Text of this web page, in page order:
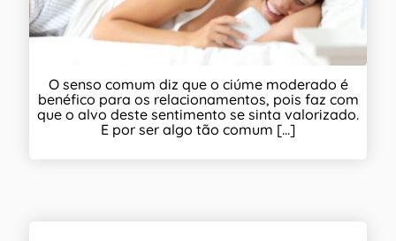
O senso comum diz que o ciúme moderado é
benéfico para os relacionamentos, pois faz com
que o alvo deste sentimento se sinta valorizado.
E por ser algo tão comum [...]